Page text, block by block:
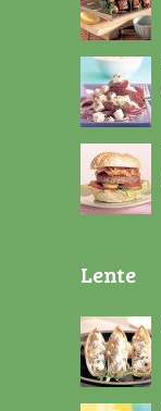
Lente